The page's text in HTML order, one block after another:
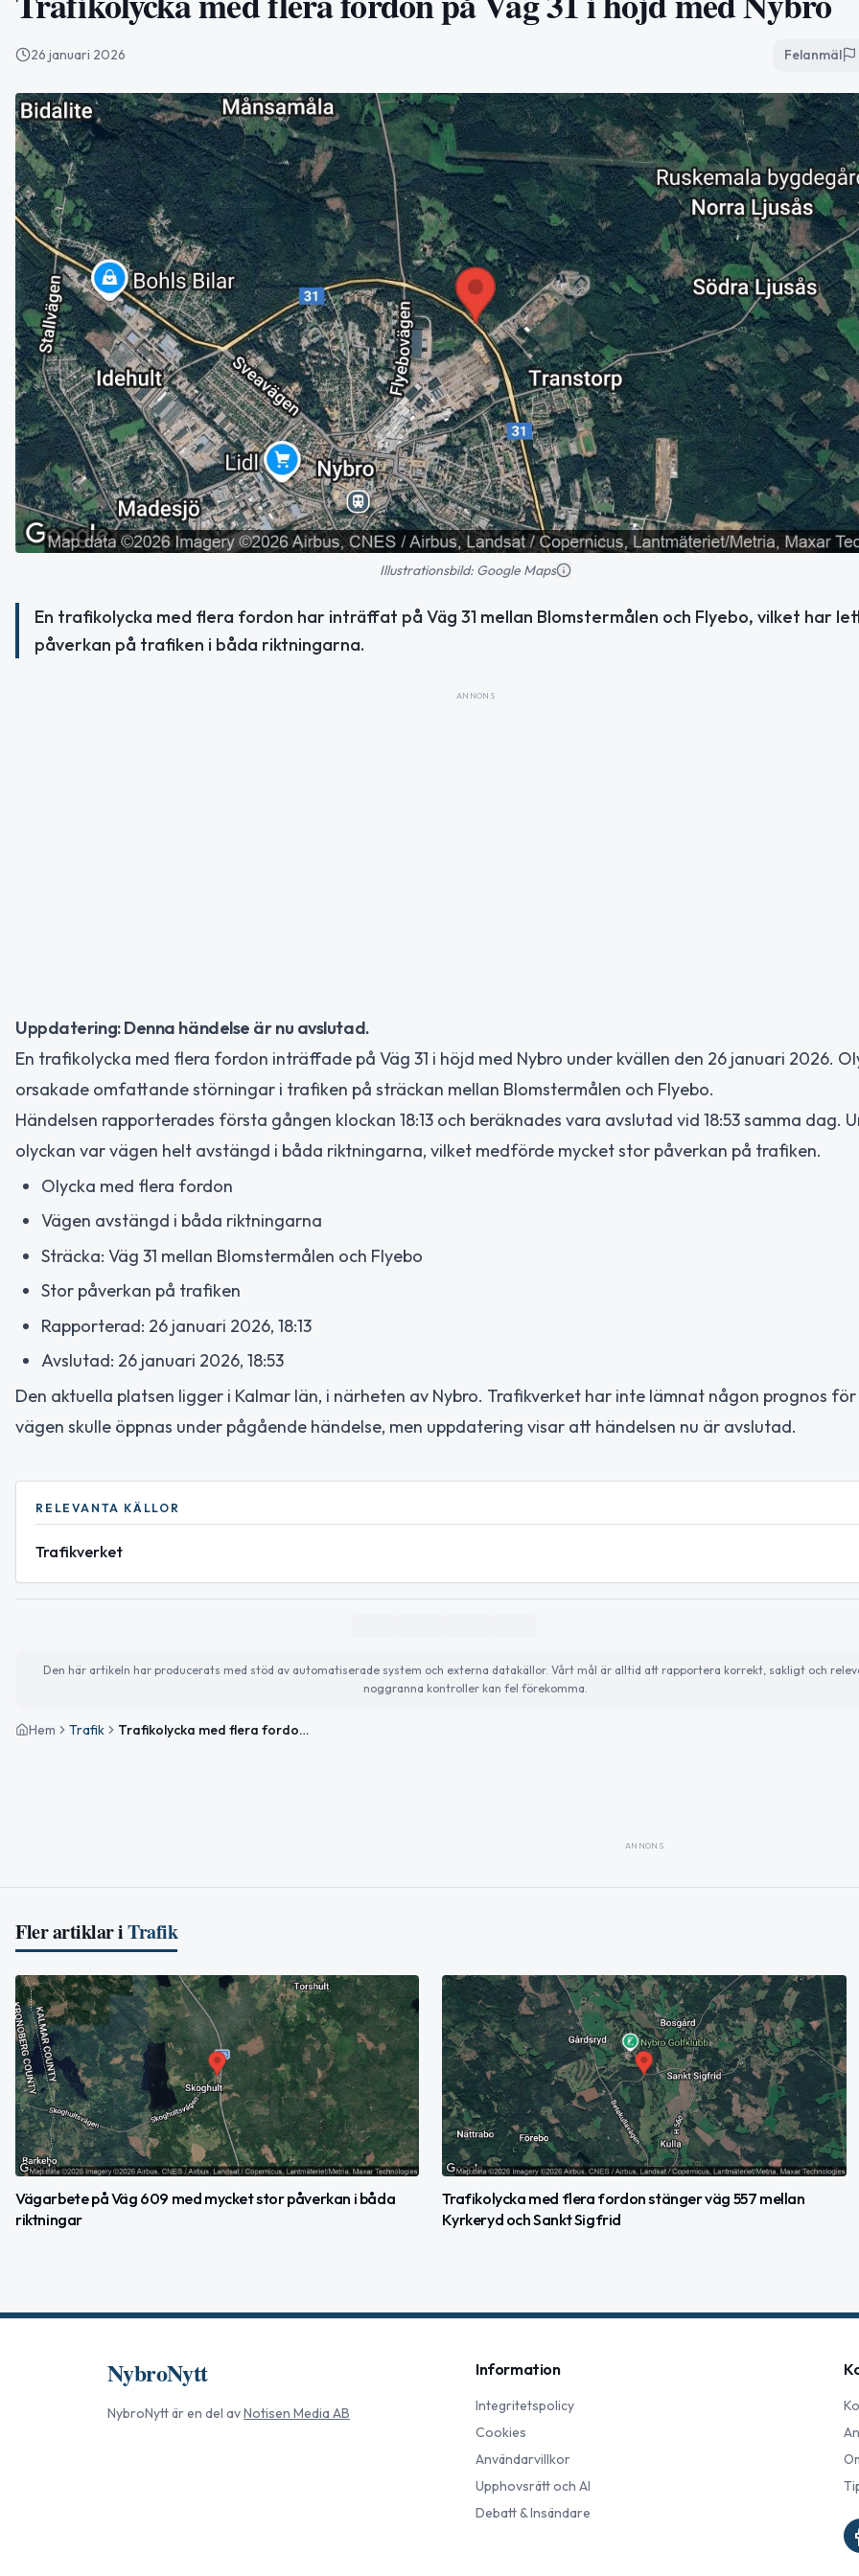
26 januari 2026 Felanmäl
Illustrationsbild: Google Maps
En trafikolycka med flera fordon har inträffat på Väg 31 mellan Blomstermålen och Flyebo, vilket har
påverkan på trafiken i båda riktningarna.
ANNONS
Uppdatering: Denna händelse är nu avslutad.
En trafikolycka med flera fordon inträffade på Väg 31 i höjd med Nybro under kvällen den 26 januari 2026.
orsakade omfattande störningar i trafiken på sträckan mellan Blomstermålen och Flyebo.
Händelsen rapporterades första gången klockan 18:13 och beräknades vara avslutad vid 18:53 samma dag.
olyckan var vägen helt avstängd i båda riktningarna, vilket medförde mycket stor påverkan på trafiken.
Olycka med flera fordon
Vägen avstängd i båda riktningarna
Sträcka: Väg 31 mellan Blomstermålen och Flyebo
Stor påverkan på trafiken
Rapporterad: 26 januari 2026, 18:13
Avslutad: 26 januari 2026, 18:53
Den aktuella platsen ligger i Kalmar län, i närheten av Nybro. Trafikverket har inte lämnat någon prognos
vägen skulle öppnas under pågående händelse, men uppdatering visar att händelsen nu är avslutad.
RELEVANTA KÄLLOR
Trafikverket
Den här artikeln har producerats med stöd av automatiserade system och externa datakällor. Vårt mål är alltid att rapportera korrekt, sakligt och
noggranna kontroller kan fel förekomma.
Hem Trafik Trafikolycka med flera fordon på Väg 31 i höjd med Nybro
ANNONS
Fler artiklar iTrafik
Vägarbete på Väg 609 med mycket stor påverkan i båda
riktningar
Trafikolycka med flera fordon stänger väg 557 mellan
Kyrkeryd och Sankt Sigfrid
NybroNytt
NybroNyttär en del avNotisen Media AB
Information
Integritetspolicy
Cookies
Användarvillkor
Upphovsrätt och AI
Debatt & Insändare